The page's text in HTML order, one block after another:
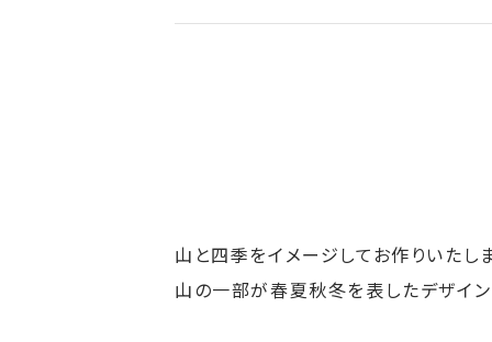
山と四季をイメージしてお作りいたし
山の一部が春夏秋冬を表したデザイン